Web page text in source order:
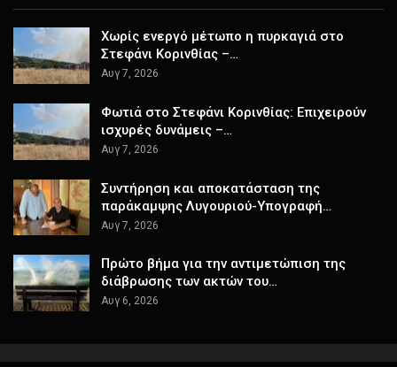
Χωρίς ενεργό μέτωπο η πυρκαγιά στο
Στεφάνι Κορινθίας –…
Αυγ 7, 2026
Φωτιά στο Στεφάνι Κορινθίας: Επιχειρούν
ισχυρές δυνάμεις –…
Αυγ 7, 2026
Συντήρηση και αποκατάσταση της
παράκαμψης Λυγουριού-Υπογραφή…
Αυγ 7, 2026
Πρώτο βήμα για την αντιμετώπιση της
διάβρωσης των ακτών του…
Αυγ 6, 2026